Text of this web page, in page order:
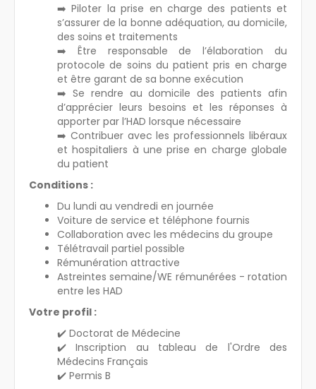
➡️ Piloter la prise en charge des patients et
s’assurer de la bonne adéquation, au domicile,
des soins et traitements
➡️ Être responsable de l’élaboration du
protocole de soins du patient pris en charge
et être garant de sa bonne exécution
➡️ Se rendre au domicile des patients afin
d’apprécier leurs besoins et les réponses à
apporter par l’HAD lorsque nécessaire
➡️ Contribuer avec les professionnels libéraux
et hospitaliers à une prise en charge globale
du patient
Conditions :
Du lundi au vendredi en journée
Voiture de service et téléphone fournis
Collaboration avec les médecins du groupe
Télétravail partiel possible
Rémunération attractive
Astreintes semaine/WE rémunérées - rotation
entre les HAD
Votre profil :
✔️ Doctorat de Médecine
✔️ Inscription au tableau de l'Ordre des
Médecins Français
✔️ Permis B